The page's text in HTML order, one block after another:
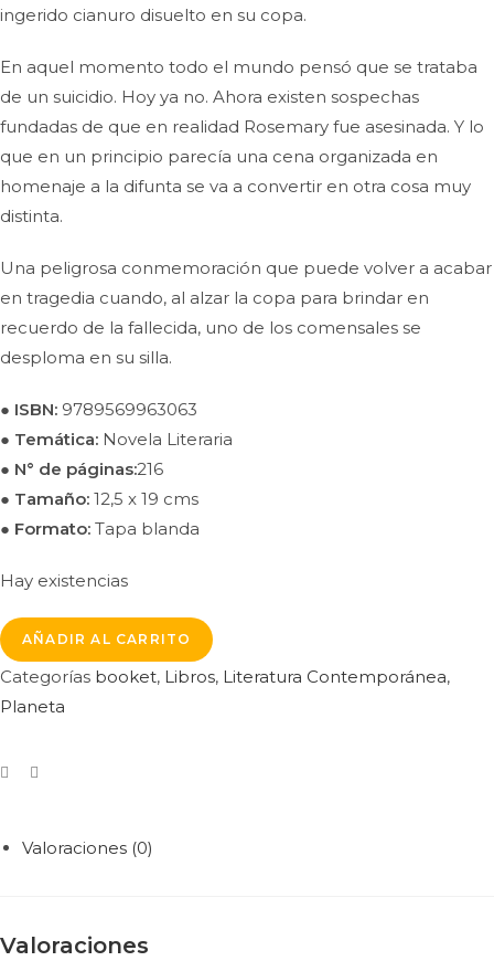
ingerido cianuro disuelto en su copa.
En aquel momento todo el mundo pensó que se trataba
de un suicidio. Hoy ya no. Ahora existen sospechas
fundadas de que en realidad Rosemary fue asesinada. Y lo
que en un principio parecía una cena organizada en
homenaje a la difunta se va a convertir en otra cosa muy
distinta.
Una peligrosa conmemoración que puede volver a acabar
en tragedia cuando, al alzar la copa para brindar en
recuerdo de la fallecida, uno de los comensales se
desploma en su silla.
● ISBN: 9789569963063
● Temática: Novela Literaria
● N° de páginas:216
● Tamaño: 12,5 x 19 cms
● Formato: Tapa blanda
Hay existencias
AÑADIR AL CARRITO
Categorías booket, Libros, Literatura Contemporánea,
Planeta
Valoraciones (0)
Valoraciones